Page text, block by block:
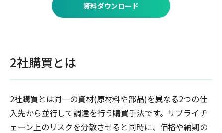
資料ダウンロード
2社購買とは
2社購買とは同一の資材(原材料や部品)を異なる2つの仕
入先から並行して調達を行う購買手法です。サプライチ
ェーン上のリスクを分散させると同時に、価格や納期の